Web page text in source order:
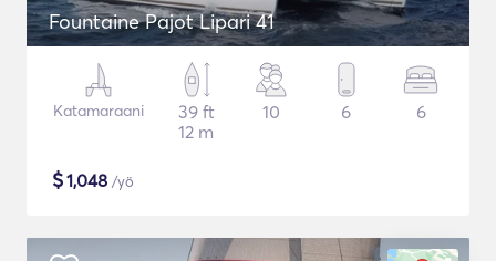
Fountaine Pajot Lipari 41
Katamaraani
39 ft
12 m
10 6 6
$1,048 /yö